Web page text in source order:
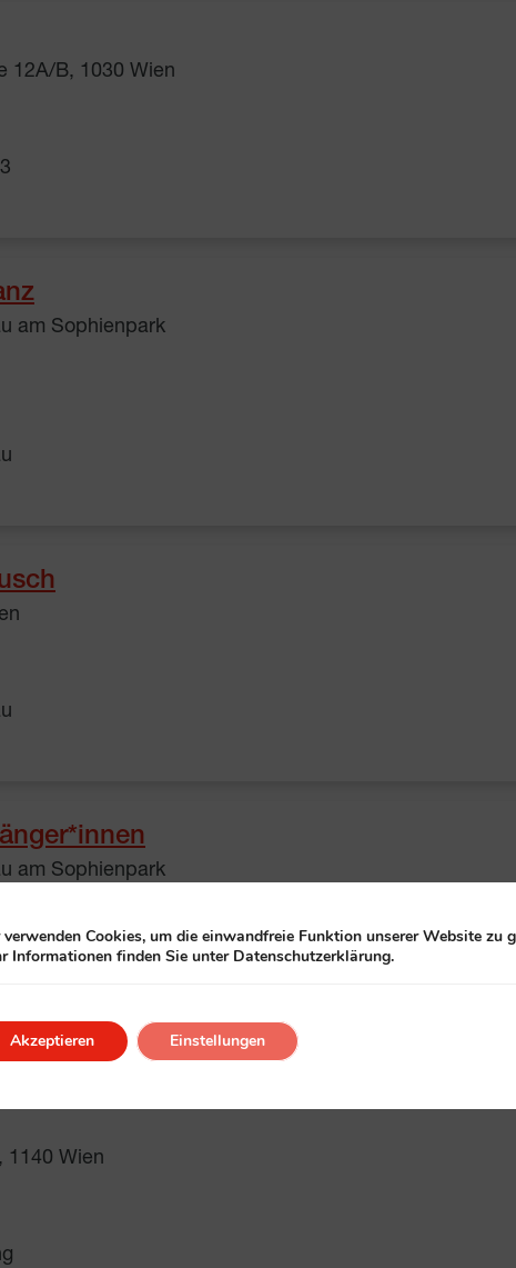
12A/B, 1030 Wien
am Sophienpark
am Sophienpark
1140 Wien
Cookies, um die einwandfreie Funktion unserer Website zu
Informationen finden Sie unter Datenschutzerklärung.
Akzeptieren Einstellungen